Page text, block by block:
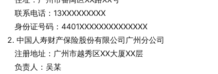
   联系电话：13XXXXXXXXX
   身份证号码：4401XXXXXXXXXXXXXX
2. 中国人寿财产保险股份有限公司广州分公司
   注册地址：广州市越秀区XX大厦XX层
   负责人：吴某